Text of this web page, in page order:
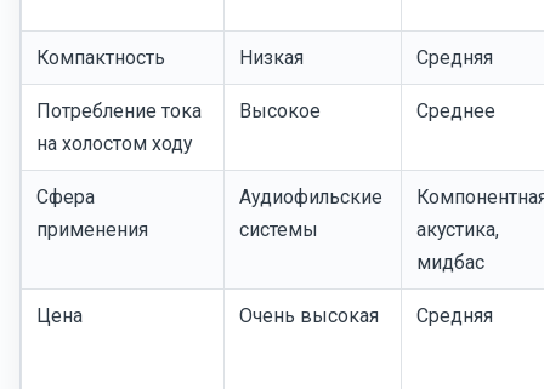
Компактность Низкая Средняя
Потребление тока
на холостом ходу
Высокое Среднее
Сфера
применения
Аудиофильские
системы
акустика,
мидбас
Цена Очень высокая Средняя